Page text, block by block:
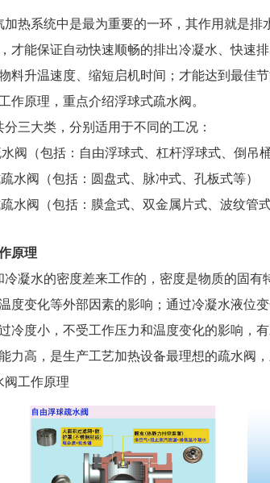
加热系统中是最为重要的一环，其作用就是
才能保证自动快速顺畅的排出冷凝水、快速
料升温速度、缩短启机时间；才能达到最佳
作原理，重点介绍浮球式疏水阀。
分三大类，分别适用于不同的工况：
阀（包括：自由浮球式、杠杆浮球式、倒吊桶
水阀（包括：圆盘式、脉冲式、孔板式等）
水阀（包括：膜盒式、双金属片式、波纹管
原理
冷凝水的密度差来工作的，密度是物质的固
度变化等外部因素的影响；通过冷凝水液位
冷度小，不受工作压力和温度变化的影响，
力高，是生产工艺加热设备最理想的疏水阀
阀工作原理